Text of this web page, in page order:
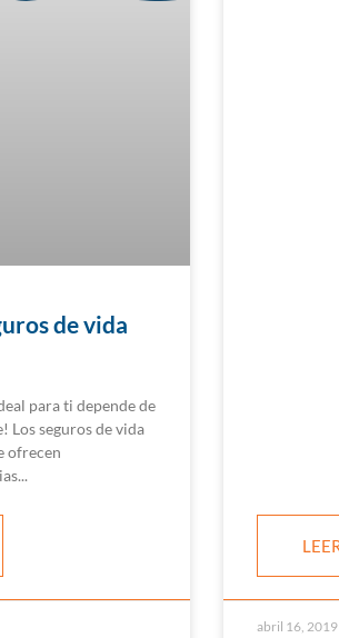
de vida
para ti depende de
Los seguros de vida
ofrecen
abril 16, 2019